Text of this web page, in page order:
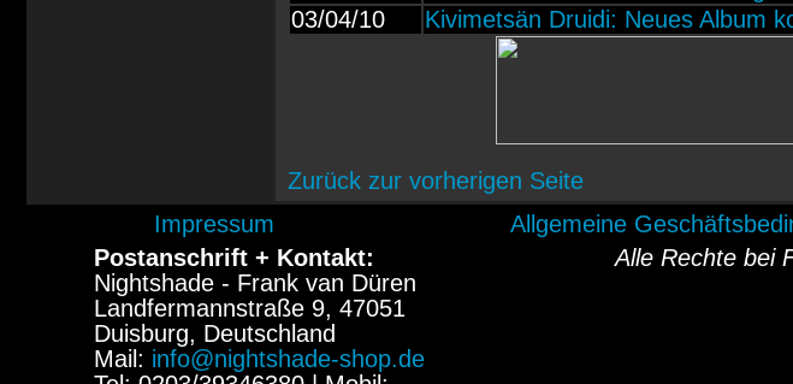
03/04/10
Kivimetsän Druidi: Neues Album
Zurück zur vorherigen Seite
Impressum
Allgemeine
Postanschrift + Kontakt:
Nightshade - Frank van Düren
Landfermannstraße 9, 47051
Duisburg, Deutschland
Mail: info@nightshade-shop.de
Alle Rechte bei